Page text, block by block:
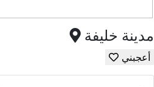
مدينة خليفة
أعجبني